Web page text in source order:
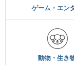
ゲーム・エン
動物・生き